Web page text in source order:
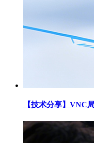
【技术分享】VNC